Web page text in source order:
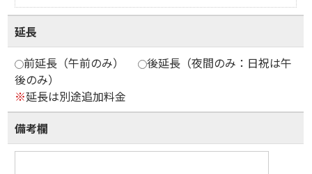
延長
前延長（午前のみ）
後延長（夜間のみ：日祝は午
後のみ）
※延長は別途追加料金
備考欄